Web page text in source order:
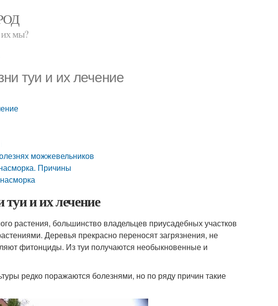
мы?
туи и их лечение
можжевельников
Причины
и их лечение
растения, большинство владельцев приусадебных участков
Деревья прекрасно переносят загрязнения, не
фитонциды. Из туи получаются необыкновенные и
редко поражаются болезнями, но по ряду причин такие